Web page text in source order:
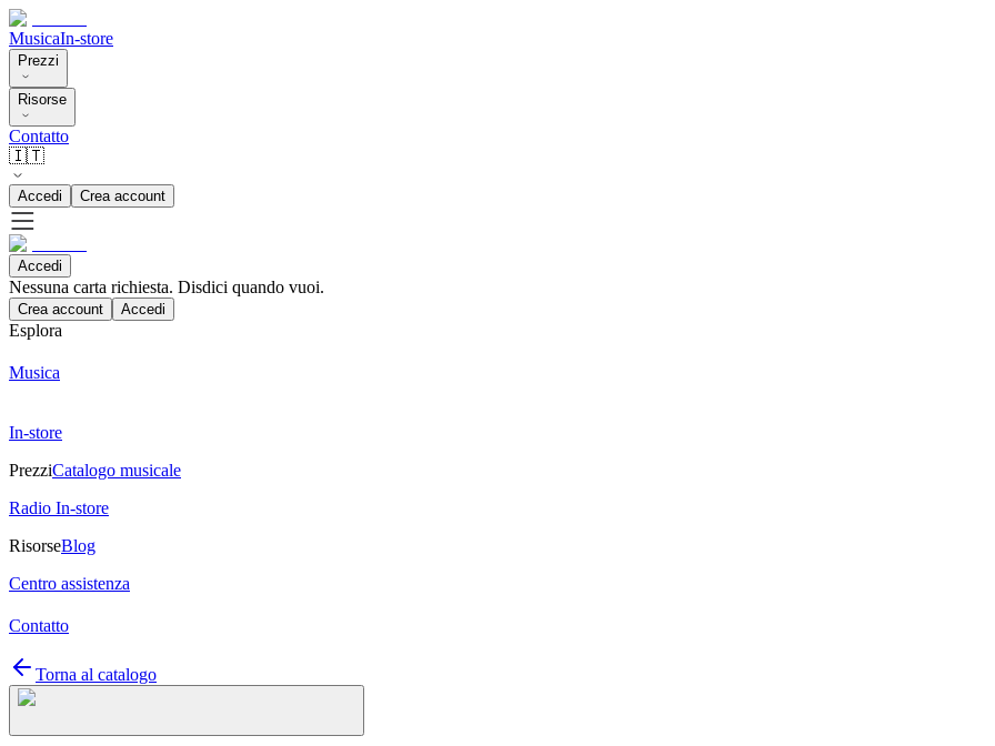
MusicaIn-store
Prezzi
Risorse
Contatto
🇮🇹
Accedi Crea account
Accedi
Nessuna carta richiesta. Disdici quando vuoi.
Crea account Accedi
Esplora
Musica
In-store
PrezziCatalogo musicale
Radio In-store
RisorseBlog
Centro assistenza
Contatto
Torna al catalogo